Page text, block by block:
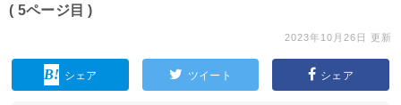
( 5ページ目 )
2023年10月26日 更新
シェア ツイート シェア